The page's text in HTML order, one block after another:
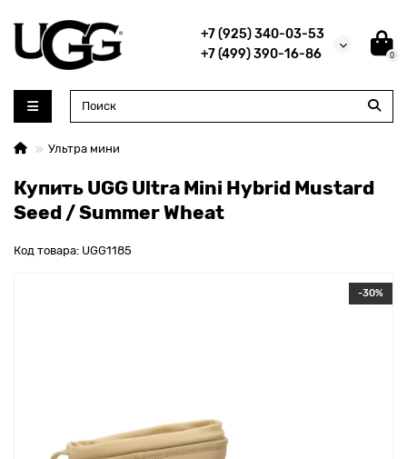
+7 (925) 340-03-53
+7 (499) 390-16-86
0
Ультра мини
Купить UGG Ultra Mini Hybrid Mustard
Seed / Summer Wheat
Код товара: UGG1185
-30%